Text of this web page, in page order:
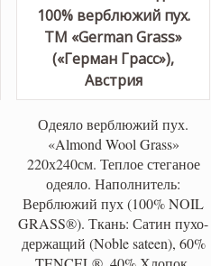
Одеяло верблюжий пух.
«Almond Wool Grass»
220х240см. Теплое стеганое
одеяло. Наполнитель:
Верблюжий пух (100% NOIL
GRASS®). Ткань: Сатин пухо-
держащий (Noble sateen), 60%